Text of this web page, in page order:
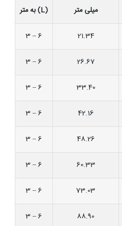
میلی متر
(L) به متر
21.34
3 – 6
26.67
3 – 6
33.40
3 – 6
42.16
3 – 6
48.26
3 – 6
60.33
3 – 6
73.03
3 – 6
88.90
3 – 6